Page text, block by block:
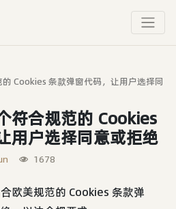
Cookies 条款弹窗代码，让用户选择同
符合规范的 Cookies
用户选择同意或拒绝
1678
欧美规范的 Cookies 条款弹